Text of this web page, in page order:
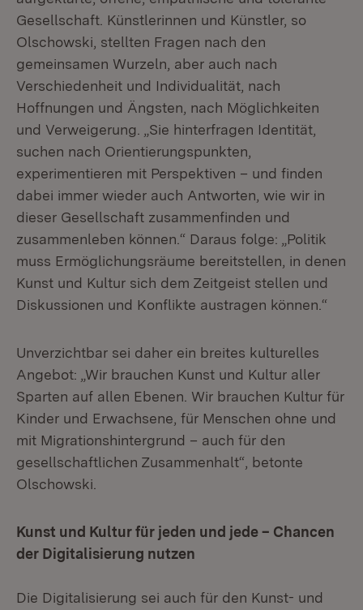
Gesellschaft. Künstlerinnen und Künstler, so
Olschowski, stellten Fragen nach den
gemeinsamen Wurzeln, aber auch nach
Verschiedenheit und Individualität, nach
Hoffnungen und Ängsten, nach Möglichkeiten
und Verweigerung. „Sie hinterfragen Identität,
suchen nach Orientierungspunkten,
experimentieren mit Perspektiven – und finden
dabei immer wieder auch Antworten, wie wir in
dieser Gesellschaft zusammenfinden und
zusammenleben können.“ Daraus folge: „Politik
muss Ermöglichungsräume bereitstellen, in denen
Kunst und Kultur sich dem Zeitgeist stellen und
Diskussionen und Konflikte austragen können.“
Unverzichtbar sei daher ein breites kulturelles
Angebot: „Wir brauchen Kunst und Kultur aller
Sparten auf allen Ebenen. Wir brauchen Kultur für
Kinder und Erwachsene, für Menschen ohne und
mit Migrationshintergrund – auch für den
gesellschaftlichen Zusammenhalt“, betonte
Olschowski.
Kunst und Kultur für jeden und jede – Chancen
der Digitalisierung nutzen
Die Digitalisierung sei auch für den Kunst- und